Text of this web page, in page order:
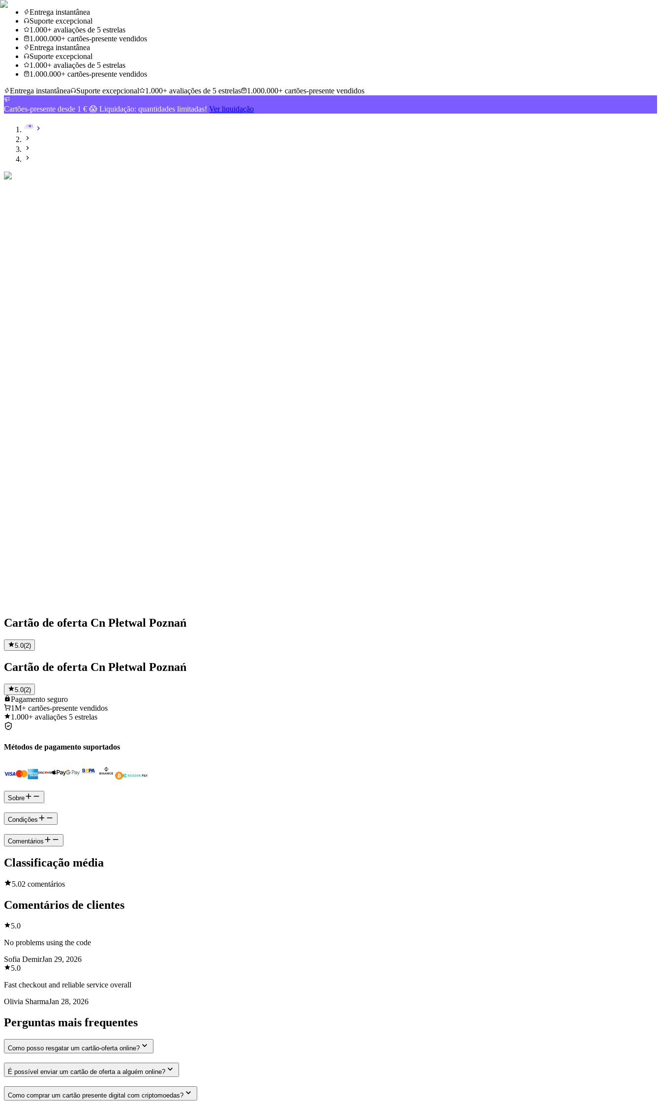
Entrega instantânea
Suporte excepcional
1.000+ avaliações de 5 estrelas
1.000.000+ cartões-presente vendidos
Entrega instantânea
Suporte excepcional
1.000+ avaliações de 5 estrelas
1.000.000+ cartões-presente vendidos
Entrega instantânea
Suporte excepcional 1.000+ avaliações de 5 estrelas 1.000.000+ cartões-presente vendidos
Cartões-presente desde 1 € 😱 Liquidação: quantidades limitadas! Ver liquidação
Cartão de oferta Cn Płetwal Poznań
5.0(2)
Cartão de oferta Cn Płetwal Poznań
5.0(2)
Pagamento seguro
1M+ cartões-presente vendidos
1.000+ avaliações 5 estrelas
Métodos de pagamento suportados
Sobre
Condições
Comentários
Classificação média
5.02 comentários
Comentários de clientes
5.0
No problems using the code
Sofia DemirJan 29, 2026
5.0
Fast checkout and reliable service overall
Olivia SharmaJan 28, 2026
Perguntas mais frequentes
Como posso resgatar um cartão-oferta online?
É possível enviar um cartão de oferta a alguém online?
Como comprar um cartão presente digital com criptomoedas?